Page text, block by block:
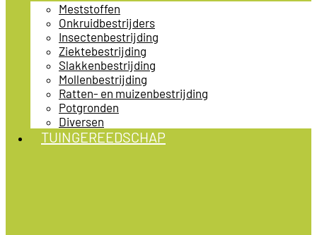
Meststoffen
Onkruidbestrijders
Insectenbestrijding
Ziektebestrijding
Slakkenbestrijding
Mollenbestrijding
Ratten- en muizenbestrijding
Potgronden
Diversen
TUINGEREEDSCHAP